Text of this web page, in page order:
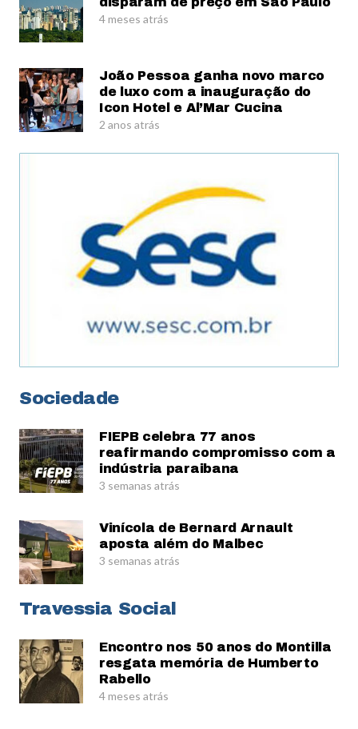
4 meses atrás
João Pessoa ganha novo marco
de luxo com a inauguração do
Icon Hotel e Al’Mar Cucina
2 anos atrás
Sociedade
FIEPB celebra 77 anos
reafirmando compromisso com a
indústria paraibana
3 semanas atrás
Vinícola de Bernard Arnault
aposta além do Malbec
3 semanas atrás
Travessia Social
Encontro nos 50 anos do Montilla
resgata memória de Humberto
Rabello
4 meses atrás